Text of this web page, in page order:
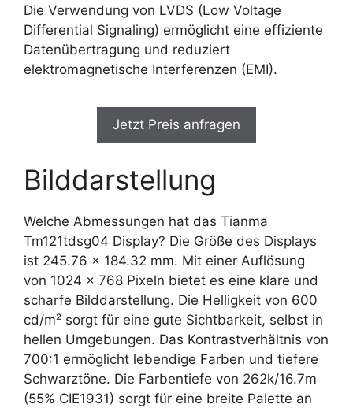
Die Verwendung von LVDS (Low Voltage
Differential Signaling) ermöglicht eine effiziente
Datenübertragung und reduziert
elektromagnetische Interferenzen (EMI).
Jetzt Preis anfragen
Bilddarstellung
Welche Abmessungen hat das Tianma
Tm121tdsg04 Display? Die Größe des Displays
ist 245.76 x 184.32 mm. Mit einer Auflösung
von 1024 x 768 Pixeln bietet es eine klare und
scharfe Bilddarstellung. Die Helligkeit von 600
cd/m² sorgt für eine gute Sichtbarkeit, selbst in
hellen Umgebungen. Das Kontrastverhältnis von
700:1 ermöglicht lebendige Farben und tiefere
Schwarztöne. Die Farbentiefe von 262k/16.7m
(55% CIE1931) sorgt für eine breite Palette an